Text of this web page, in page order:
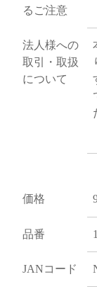
るご注意
法人様への
取引・取扱
について
価格
品番
JANコード